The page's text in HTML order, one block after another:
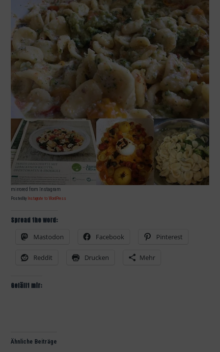
mirrored from Instagram
Posted by Instagrate to WordPress
Spread the word:
Mastodon
Facebook Pinterest
Reddit Drucken Mehr
Gefällt mir:
Ähnliche Beiträge